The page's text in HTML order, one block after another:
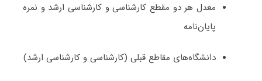
معدل هر دو مقطع کارشناسی و کارشناسی ارشد و نمره
پایان‌نامه
دانشگاه‌های مقاطع قبلی (کارشناسی و کارشناسی ارشد)